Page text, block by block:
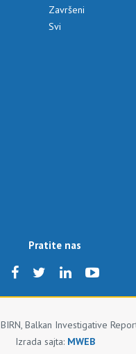
Završeni
Svi
Pratite nas
Balkan Investigative
Izrada sajta: MWEB